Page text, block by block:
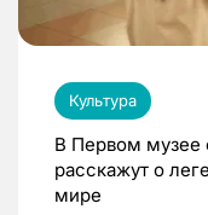
Культура
В Первом музее
расскажут о
мире